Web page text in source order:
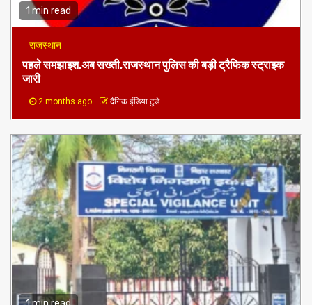
1 min read
राजस्थान
पहले समझाइश,अब सख्ती,राजस्थान पुलिस की बड़ी ट्रैफिक स्ट्राइक
जारी
2 months ago दैनिक इंडिया टुडे